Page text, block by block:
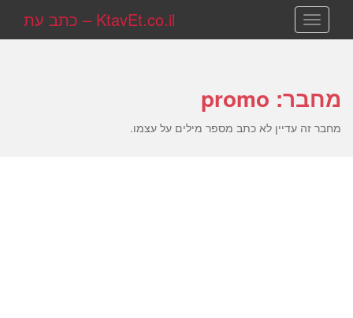
TOGGLE NAVIGATION KtavEt.co.il – כתב עת
מחבר: promo
מחבר זה עדיין לא כתב מספר מילים על עצמו.